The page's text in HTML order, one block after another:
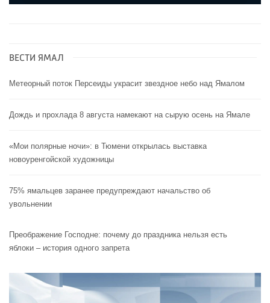
ВЕСТИ ЯМАЛ
Метеорный поток Персеиды украсит звездное небо над Ямалом
Дождь и прохлада 8 августа намекают на сырую осень на Ямале
«Мои полярные ночи»: в Тюмени открылась выставка
новоуренгойской художницы
75% ямальцев заранее предупреждают начальство об
увольнении
Преображение Господне: почему до праздника нельзя есть
яблоки – история одного запрета